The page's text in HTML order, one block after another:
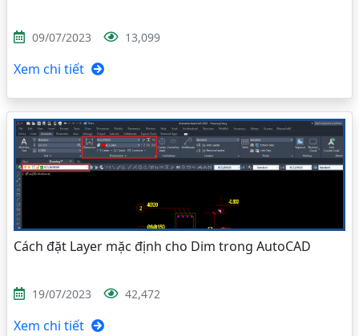
09/07/2023 13,099
Xem chi tiết
Cách đặt Layer mặc định cho Dim trong AutoCAD
19/07/2023 42,472
Xem chi tiết